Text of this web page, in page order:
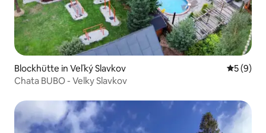
Blockhütte in Veľký Slavkov
5 (9)
Chata BUBO - Velky Slavkov